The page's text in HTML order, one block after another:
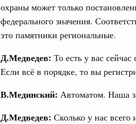
охраны может только
федерального значения.
это памятники региональные.
Д.Медведев: То есть у вас
Если всё в порядке, то вы
В.Мединский: Автоматом. Наша
Д.Медведев: Сколько у нас всего